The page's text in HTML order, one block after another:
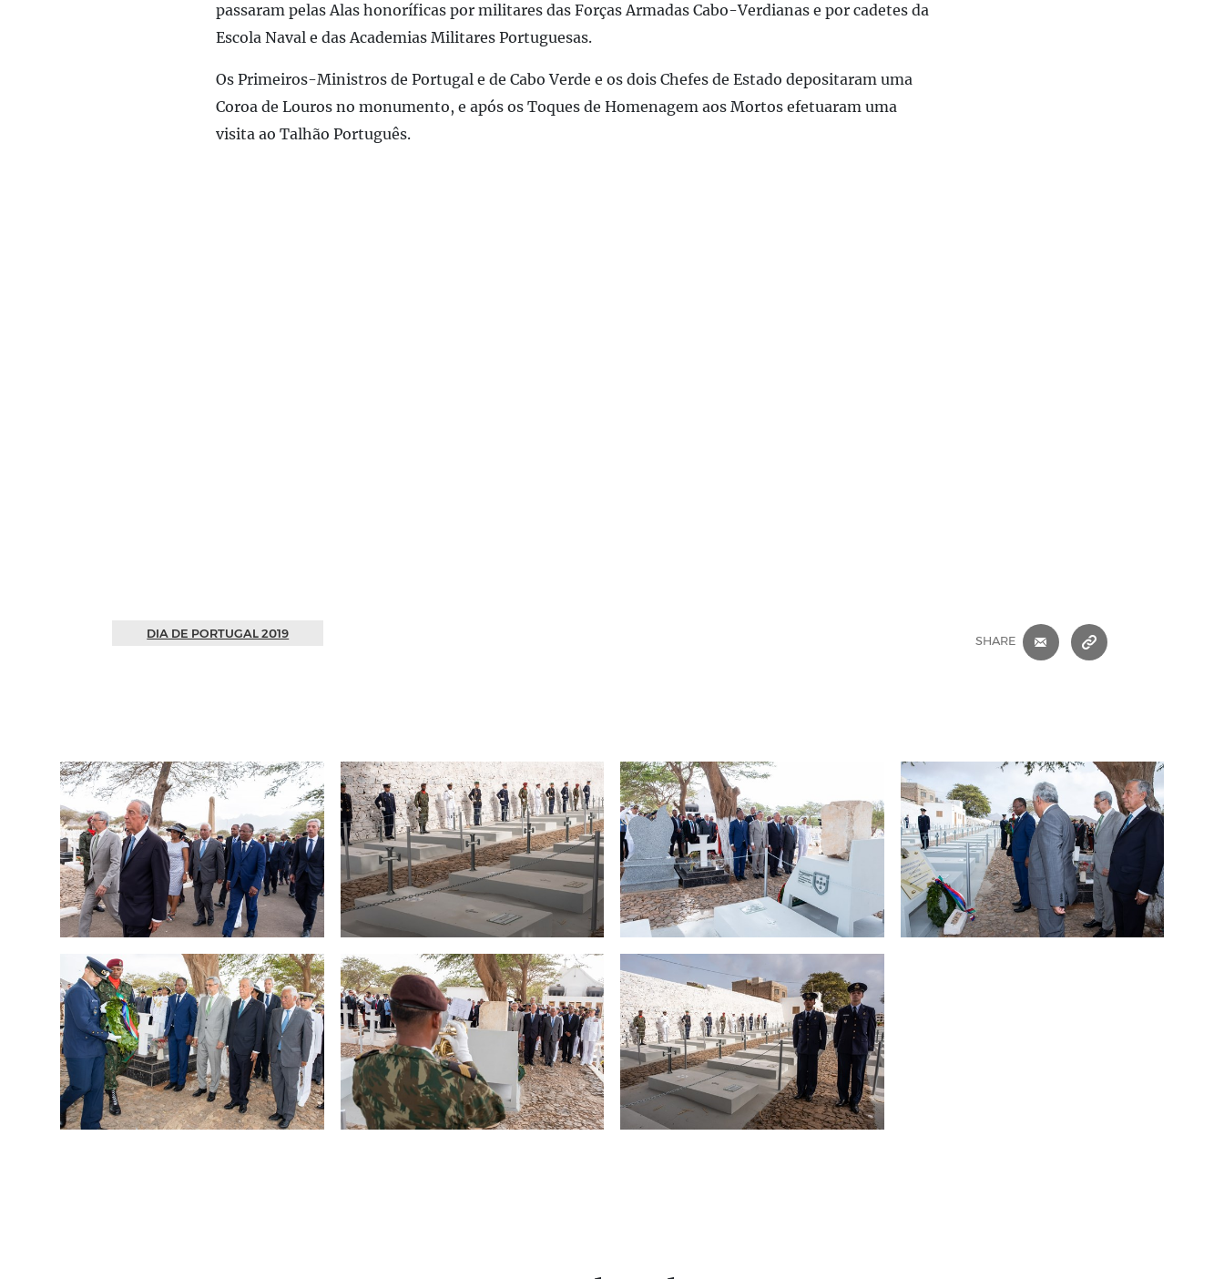
passaram pelas Alas honoríficas por militares das Forças Armadas Cabo-Verdianas e por cadetes da
Escola Naval e das Academias Militares Portuguesas.
Os Primeiros-Ministros de Portugal e de Cabo Verde e os dois Chefes de Estado depositaram uma
Coroa de Louros no monumento, e após os Toques de Homenagem aos Mortos efetuaram uma
visita ao Talhão Português.
DIA DE PORTUGAL 2019
SHARE
E-MAIL